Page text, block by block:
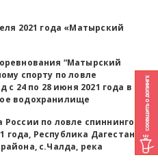
2021 года «Матырский
“Матырский
спорту по ловле
с 24 по 28 июня 2021 года в
водохранилище
по ловле спиннингом
года, Республика Дагестан,
с.Чалда, река